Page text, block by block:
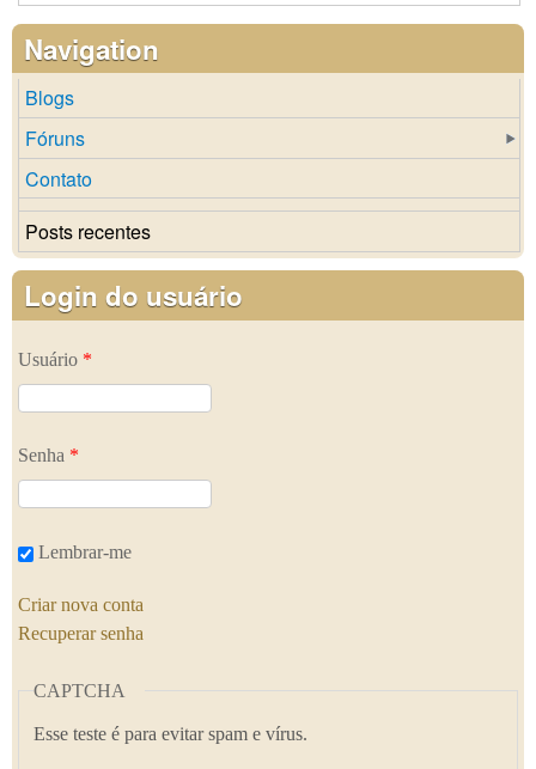
Navigation
Blogs
Fóruns
Contato
Posts recentes
Login do usuário
Usuário *
Senha *
Lembrar-me
Criar nova conta
Recuperar senha
CAPTCHA
Esse teste é para evitar spam e vírus.